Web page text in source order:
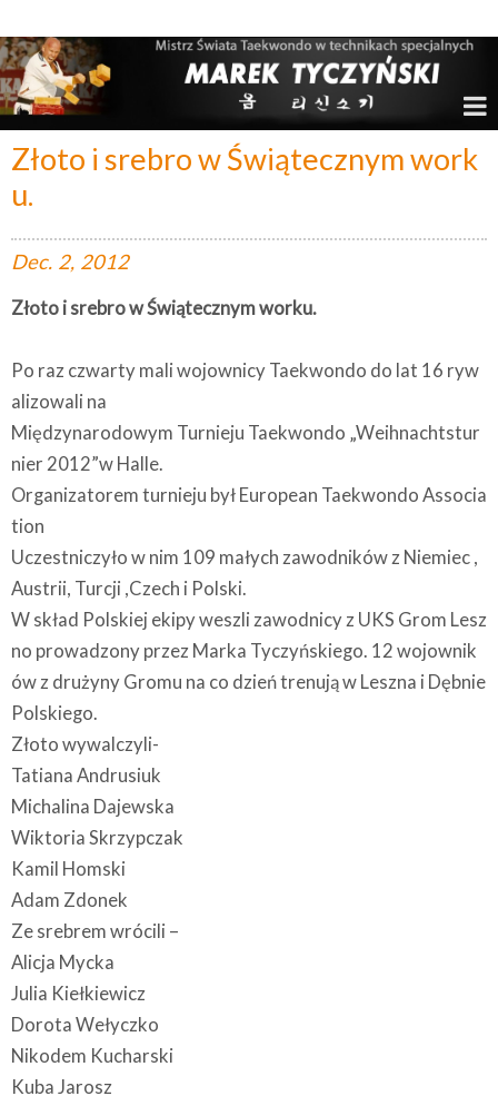
Złoto i srebro w Świątecznym work
u.
Dec. 2, 2012
Złoto i srebro w Świątecznym worku.
Po raz czwarty mali wojownicy Taekwondo do lat 16 ryw
alizowali na
Międzynarodowym Turnieju Taekwondo „Weihnachtstur
nier 2012”w Halle.
Organizatorem turnieju był European Taekwondo Associa
tion
Uczestniczyło w nim 109 małych zawodników z Niemiec ,
Austrii, Turcji ,Czech i Polski.
W skład Polskiej ekipy weszli zawodnicy z UKS Grom Lesz
no prowadzony przez Marka Tyczyńskiego. 12 wojownik
ów z drużyny Gromu na co dzień trenują w Leszna i Dębnie
Polskiego.
Złoto wywalczyli-
Tatiana Andrusiuk
Michalina Dajewska
Wiktoria Skrzypczak
Kamil Homski
Adam Zdonek
Ze srebrem wrócili –
Alicja Mycka
Julia Kiełkiewicz
Dorota Wełyczko
Nikodem Kucharski
Kuba Jarosz